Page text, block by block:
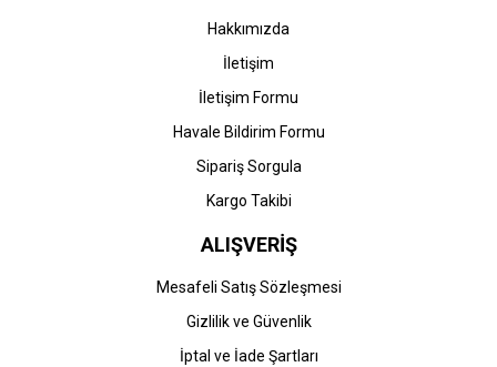
Hakkımızda
İletişim
İletişim Formu
Havale Bildirim Formu
Sipariş Sorgula
Kargo Takibi
ALIŞVERİŞ
Mesafeli Satış Sözleşmesi
Gizlilik ve Güvenlik
İptal ve İade Şartları